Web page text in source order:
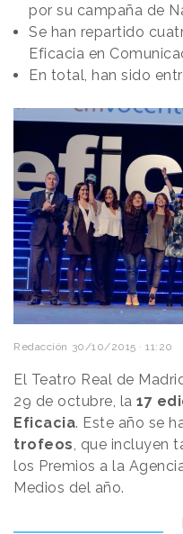
por su campaña de
Se han repartido
Eficacia en
En total, han sido
Redacción 30/10/2015 · 11:20
El Teatro Real de
29 de octubre, la 17
Eficacia. Este año se
trofeos, que incluyen
los Premios a la
Medios del año.